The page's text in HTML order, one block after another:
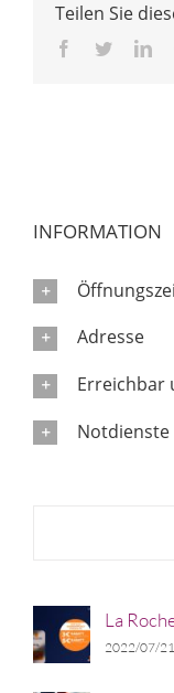
Teilen Sie
Facebook
Twitter
INFORMATION
Adresse
Erreichbar
Notdienste
La
2022/07/21